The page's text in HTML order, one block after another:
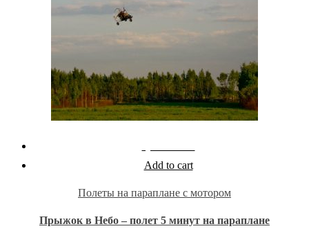
Add to cart
Полеты на параплане с мотором
Прыжок в Небо – полет 5 минут на параплане